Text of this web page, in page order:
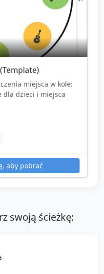
miejsca w kole:
dla dzieci i miejsca
aby pobrać
swoją ścieżkę: